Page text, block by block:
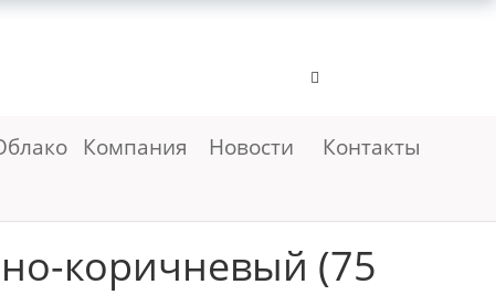
Компания Новости Контакты
коричневый (75